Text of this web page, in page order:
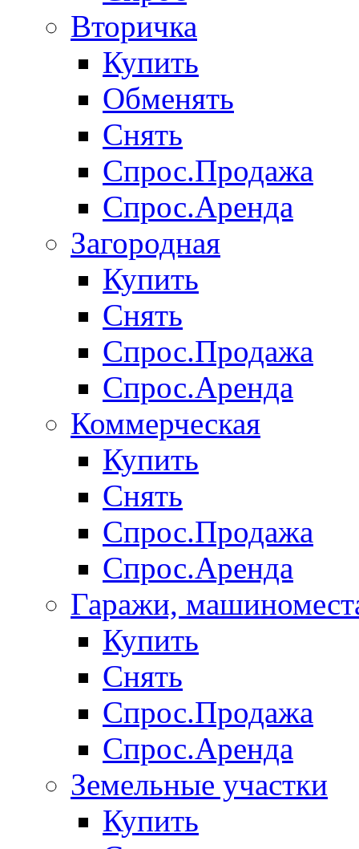
Вторичка
Купить
Обменять
Снять
Спрос.Продажа
Спрос.Аренда
Загородная
Купить
Снять
Спрос.Продажа
Спрос.Аренда
Коммерческая
Купить
Снять
Спрос.Продажа
Спрос.Аренда
Гаражи,
Купить
Снять
Спрос.Продажа
Спрос.Аренда
Земельные участки
Купить